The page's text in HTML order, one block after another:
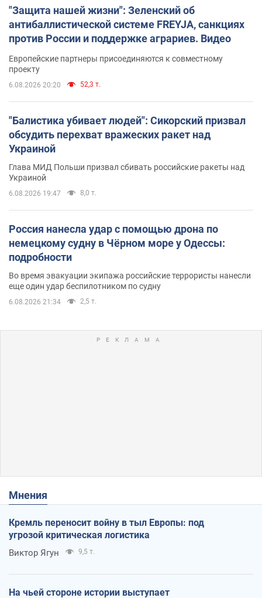
"Защита нашей жизни": Зеленский об
антибаллистической системе FREYJA, санкциях
против России и поддержке аграриев. Видео
Европейские партнеры присоединяются к совместному
проекту
6.08.2026 20:20 52,3 т.
"Балистика убивает людей": Сикорский призвал
обсудить перехват вражеских ракет над
Украиной
Глава МИД Польши призвал сбивать российские ракеты над
Украиной
6.08.2026 19:47 8,0 т.
Россия нанесла удар с помощью дрона по
немецкому судну в Чёрном море у Одессы:
подробности
Во время эвакуации экипажа российские террористы нанесли
еще один удар беспилотником по судну
6.08.2026 21:34 2,5 т.
Мнения
Кремль переносит войну в тыл Европы: под
угрозой критическая логистика
Виктор Ягун 9,5 т.
На чьей стороне истории выступает